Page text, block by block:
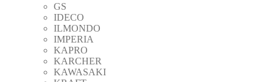
GS
IDECO
ILMONDO
IMPERIA
KAPRO
KARCHER
KAWASAKI